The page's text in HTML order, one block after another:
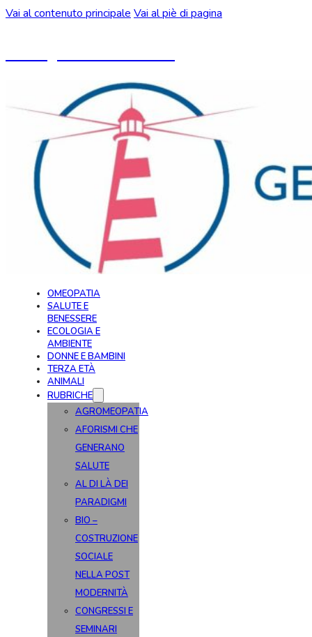
Vai al contenuto principale Vai al piè di pagina
OMEOPATIA
SALUTE E
BENESSERE
ECOLOGIA E
AMBIENTE
DONNE E BAMBINI
TERZA ETÀ
ANIMALI
RUBRICHE
AGROMEOPATIA
AFORISMI CHE
GENERANO
SALUTE
AL DI LÀ DEI
PARADIGMI
BIO –
COSTRUZIONE
SOCIALE
NELLA POST
MODERNITÀ
CONGRESSI E
SEMINARI